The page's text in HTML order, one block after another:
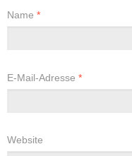
Name *
E-Mail-Adresse *
Website